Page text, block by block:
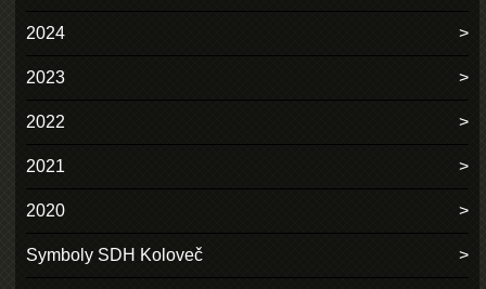
2024
2023
2022
2021
2020
Symboly SDH Koloveč